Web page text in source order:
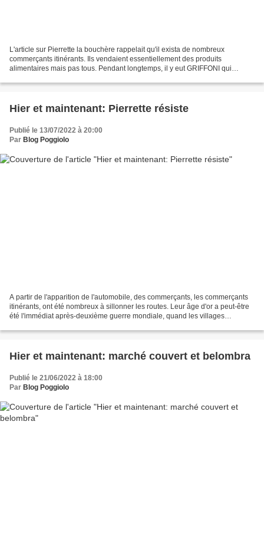
L'article sur Pierrette la bouchère rappelait qu'il exista de nombreux
commerçants itinérants. Ils vendaient essentiellement des produits
alimentaires mais pas tous. Pendant longtemps, il y eut GRIFFONI qui
Hier et maintenant: Pierrette résiste
Publié le 13/07/2022 à 20:00
Par Blog Poggiolo
A partir de l'apparition de l'automobile, des commerçants, les commerçants
itinérants, ont été nombreux à sillonner les routes. Leur âge d'or a peut-être
été l'immédiat après-deuxième guerre mondiale, quand les villages
Hier et maintenant: marché couvert et belombra
Publié le 21/06/2022 à 18:00
Par Blog Poggiolo